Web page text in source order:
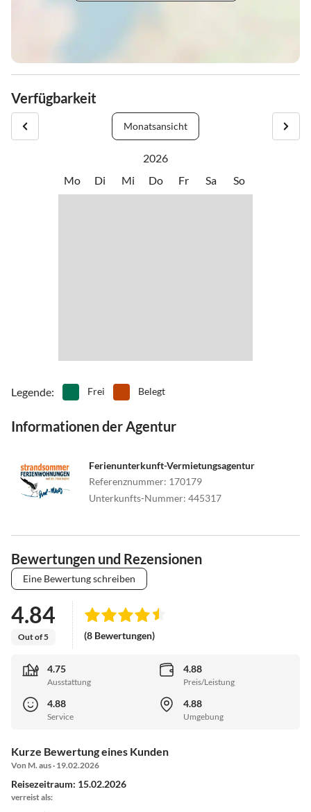
Verfügbarkeit
Monatsansicht
2026
Mo
Di Mi Do Fr Sa So
Legende: Frei Belegt
Informationen der Agentur
Ferienunterkunft-Vermietungsagentur
Referenznummer: 170179
Unterkunfts-Nummer: 445317
Bewertungen und Rezensionen
Eine Bewertung schreiben
4.84
Out of 5 (8 Bewertungen)
4.75
Ausstattung
4.88
Preis/Leistung
4.88
Service
4.88
Umgebung
Kurze Bewertung eines Kunden
Von M. aus · 19.02.2026
Reisezeitraum: 15.02.2026
verreist als: